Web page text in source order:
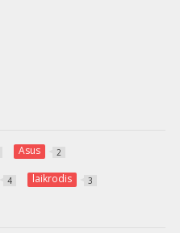
Asus 2
4 laikrodis 3